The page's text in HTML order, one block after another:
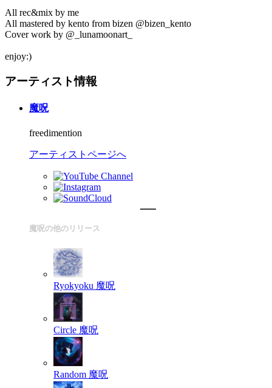
All rec&mix by me
All mastered by kento from bizen @bizen_kento
Cover work by @_lunamoonart_
enjoy:)
アーティスト情報
魔呪
freedimention
アーティストページへ
魔呪の他のリリース
Ryokyoku 魔呪
Circle 魔呪
Random 魔呪